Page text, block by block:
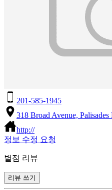
201-585-1945
318 Broad Avenue,
http://
정보 수정 요청
별점 리뷰
리뷰 쓰기